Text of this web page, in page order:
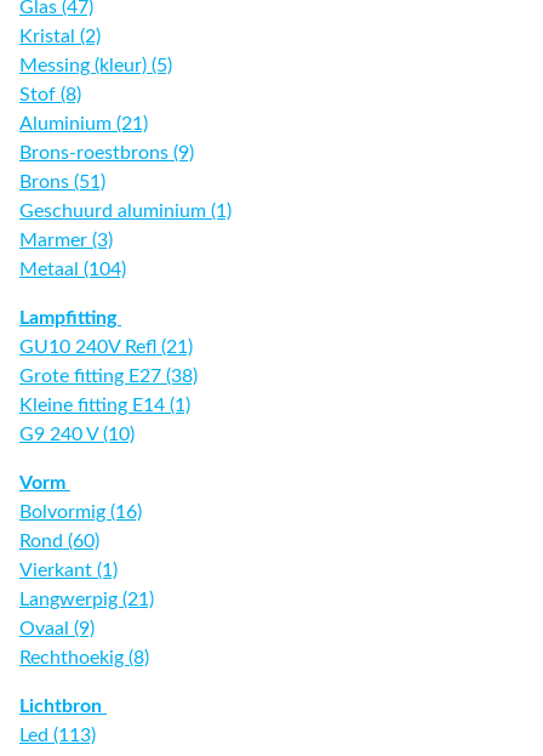
Glas (47)
Kristal (2)
Messing (kleur) (5)
Stof (8)
Aluminium (21)
Brons-roestbrons (9)
Brons (51)
Geschuurd aluminium (1)
Marmer (3)
Metaal (104)
Lampfitting
GU10 240V Refl (21)
Grote fitting E27 (38)
Kleine fitting E14 (1)
G9 240 V (10)
Vorm
Bolvormig (16)
Rond (60)
Vierkant (1)
Langwerpig (21)
Ovaal (9)
Rechthoekig (8)
Lichtbron
Led (113)